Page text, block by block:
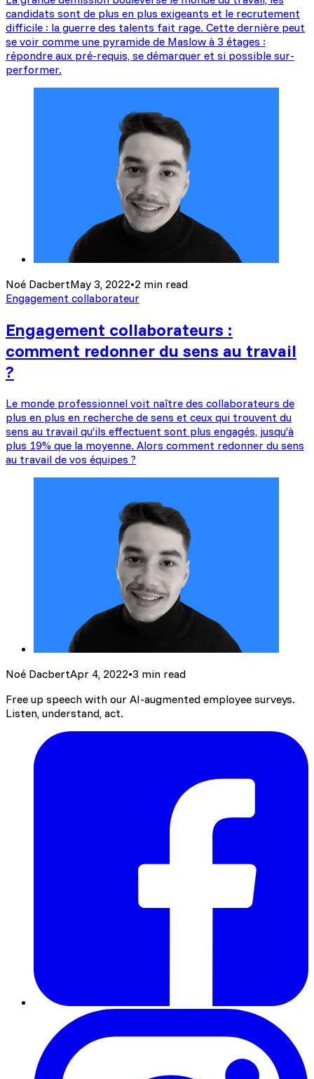
candidats sont de plus en plus exigeants et le recrutement
difficile : la guerre des talents fait rage. Cette dernière peut
se voir comme une pyramide de Maslow à 3 étages :
répondre aux pré-requis, se démarquer et si possible sur-
performer.
Noé DacbertMay 3, 2022•2 min read
Engagement collaborateur
Engagement collaborateurs :
comment redonner du sens au travail
?
Le monde professionnel voit naître des collaborateurs de
plus en plus en recherche de sens et ceux qui trouvent du
sens au travail qu’ils effectuent sont plus engagés, jusqu’à
plus 19% que la moyenne. Alors comment redonner du sens
au travail de vos équipes ?
Noé DacbertApr 4, 2022•3 min read
Free up speech with our AI-augmented employee surveys.
Listen, understand, act.